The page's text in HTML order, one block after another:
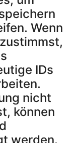
Wenn
IDs
nicht
können
werden.